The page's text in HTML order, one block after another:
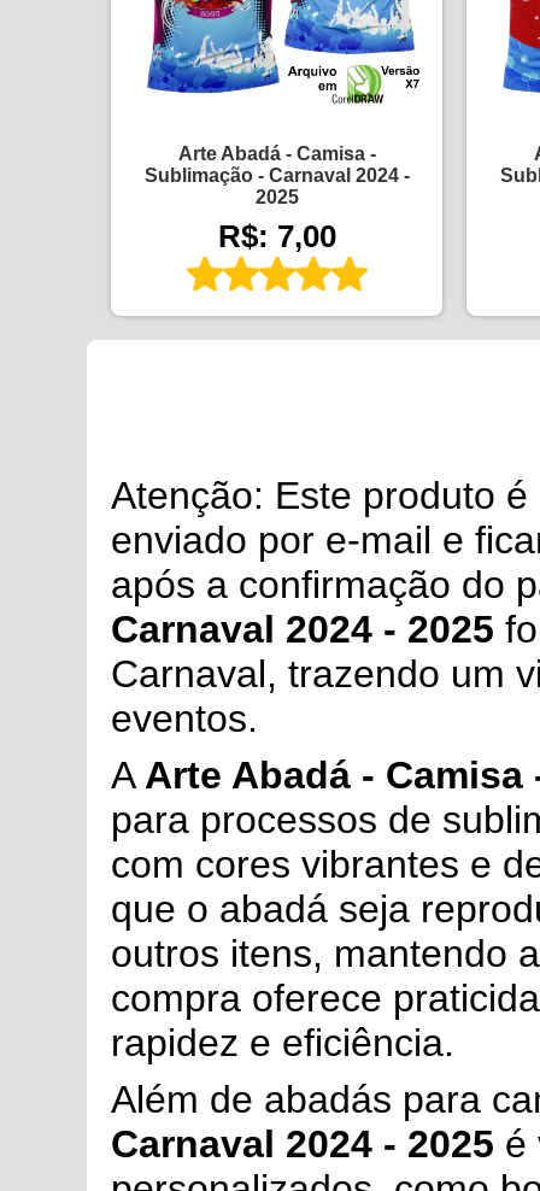
Arte Abadá - Camisa -
Sublimação - Carnaval 2024 -
2025
R$: 7,00
Atenção: Este produto
enviado por e-mail e
após a confirmação do
Carnaval 2024 - 2025
Carnaval, trazendo um
eventos.
AArte Abadá - Camisa
para processos de
com cores vibrantes e
que o abadá seja
outros itens, mantendo
compra oferece
rapidez e eficiência.
Além de abadás para
Carnaval 2024 - 2025 é